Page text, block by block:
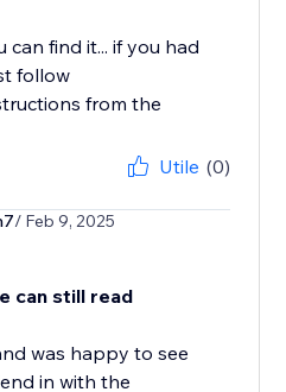
find it... if you had
follow
from the
Utile (0)
/ Feb 9, 2025
can still read
was happy to see
in with the